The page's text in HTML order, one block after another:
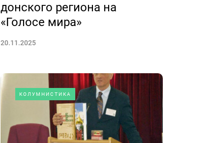
донского региона на
«Голосе мира»
20.11.2025
КОЛУМНИСТИКА